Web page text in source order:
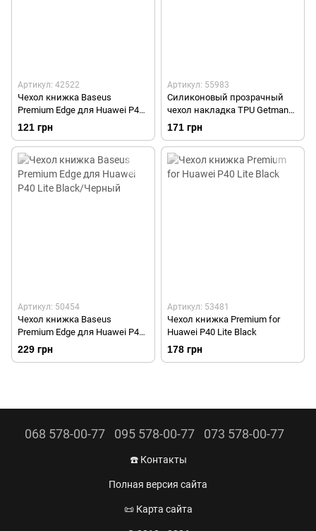
Артикул: 42522
Чехол книжка Baseus
Premium Edge для Huawei P40
Lite Red/Красный
121 грн
Артикул: 55983
Силиконовый прозрачный
чехол накладка TPU Getman
для Huawei P40 Lite
Transparent/Прозрачный
171 грн
Артикул: 50454
Чехол книжка Baseus
Premium Edge для Huawei P40
Lite Black/Черный
229 грн
Артикул: 53481
Чехол книжка Premium for
Huawei P40 Lite Black
178 грн
068 578-00-77 095 578-00-77 073 578-00-77
☎️ Контакты
Полная версия сайта
📜 Карта сайта